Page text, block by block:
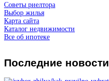
Советы риелтора
Выбор жилья
Карта сайта
Каталог недвижимости
Все об ипотеке
Последние новости